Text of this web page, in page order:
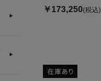
￥173,250(税込)